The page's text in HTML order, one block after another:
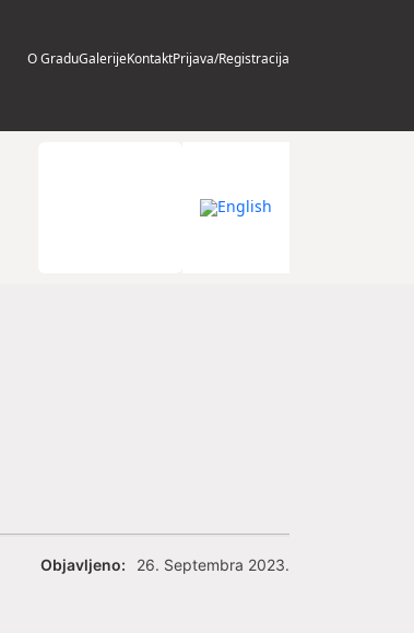
O GraduGalerijeKontaktPrijava/Registracija
Objavljeno: 26. Septembra 2023.